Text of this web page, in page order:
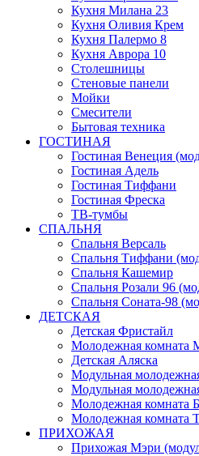
Кухня Милана 23
Кухня Оливия Крем
Кухня Палермо 8
Кухня Аврора 10
Столешницы
Стеновые панели
Мойки
Смесители
Бытовая техника
ГОСТИНАЯ
Гостиная Венеция
Гостиная Адель
Гостиная Тиффани
Гостиная Фреска
ТВ-тумбы
СПАЛЬНЯ
Спальня Версаль
Спальня Тиффани
Спальня Кашемир
Спальня Розали 96
Спальня Соната-98
ДЕТСКАЯ
Детская Фристайл
Молодежная комната
Детская Аляска
Модульная
Модульная
Молодежная комната
Молодежная комната
ПРИХОЖАЯ
Прихожая Мэри